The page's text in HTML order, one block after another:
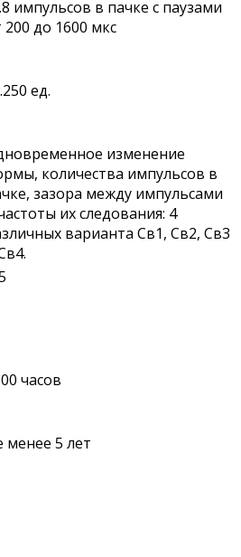
импульсов в пачке с паузами
200 до 1600 мкс
ед.
изменение
количества импульсов в
зазора между импульсами
их следования: 4
варианта Св1, Св2, Св3
часов
менее 5 лет